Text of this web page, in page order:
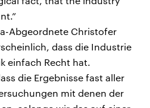
Abgeordnete Christofer
dass die Industrie
einfach Recht hat.
die Ergebnisse fast aller
mit denen der